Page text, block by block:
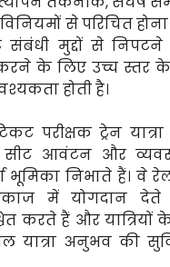
से परिचित होना
संबंधी मुद्दों से निपटने
करने के लिए उच्च स्तर
होती है।
परीक्षक ट्रेन
सीट आवंटन और
निभाते हैं। वे
में योगदान देते
करते हैं और यात्रियों
यात्रा अनुभव की